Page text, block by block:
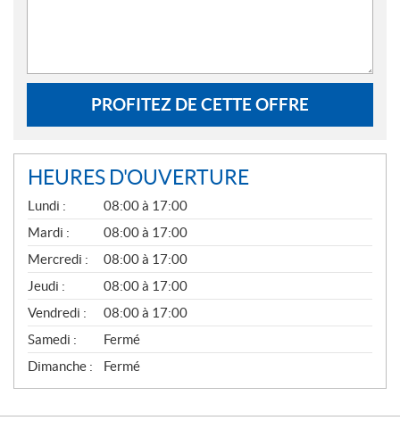
PROFITEZ DE CETTE OFFRE
HEURES D'OUVERTURE
G
É
N
É
R
A
L
Lundi :
08:00 à 17:00
Mardi :
08:00 à 17:00
Mercredi :
08:00 à 17:00
Jeudi :
08:00 à 17:00
Vendredi :
08:00 à 17:00
Samedi :
Fermé
Dimanche :
Fermé